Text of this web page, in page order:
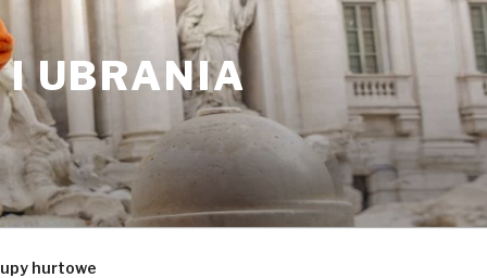
UBRANIA
hurtowe